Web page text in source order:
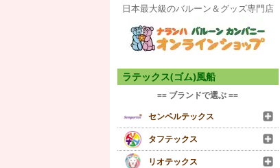
日本最大級のバルーン＆グッズ専門店
ラテックス(ゴム)風船
== ブランドで選ぶ ==
センペルテックス
タフテックス
リオテックス